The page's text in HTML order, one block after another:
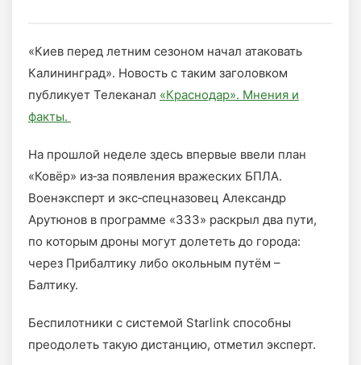
«Киев перед летним сезоном начал атаковать
Калининград». Новость с таким заголовком
публикует Телеканал «Краснодар». Мнения и
факты.
На прошлой неделе здесь впервые ввели план
«Ковёр» из‑за появления вражеских БПЛА.
Военэксперт и экс‑спецназовец Александр
Арутюнов в программе «333» раскрыл два пути,
по которым дроны могут долететь до города:
через Прибалтику либо окольным путём –
Балтику.
Беспилотники с системой Starlink способны
преодолеть такую дистанцию, отметил эксперт.